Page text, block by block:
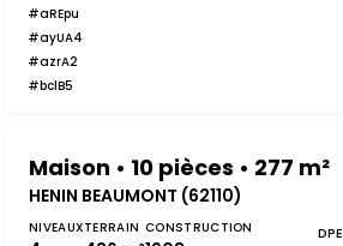
#aREpu
#ayUA4
#azrA2
#bclB5
Maison • 10 pièces • 277 m²
HENIN BEAUMONT (62110)
NIVEAUXTERRAIN CONSTRUCTION DPE